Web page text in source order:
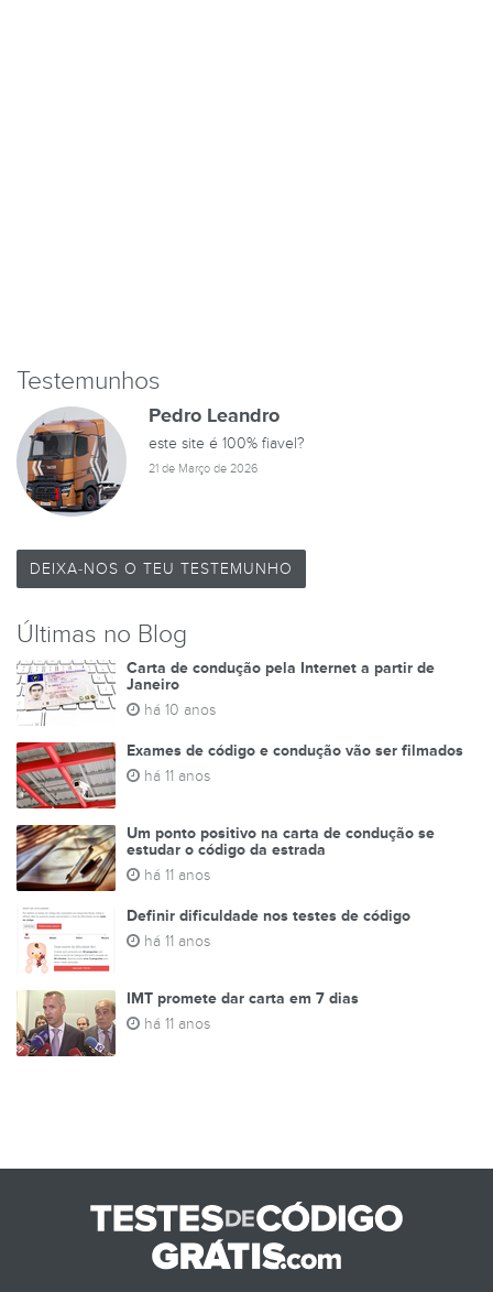
Testemunhos
Pedro Leandro
este site é 100% fiavel?
21 de Março de 2026
DEIXA-NOS O TEU TESTEMUNHO
Últimas no Blog
Carta de condução pela Internet a partir de
Janeiro
há 10 anos
Exames de código e condução vão ser filmados
há 11 anos
Um ponto positivo na carta de condução se
estudar o código da estrada
há 11 anos
Definir dificuldade nos testes de código
há 11 anos
IMT promete dar carta em 7 dias
há 11 anos